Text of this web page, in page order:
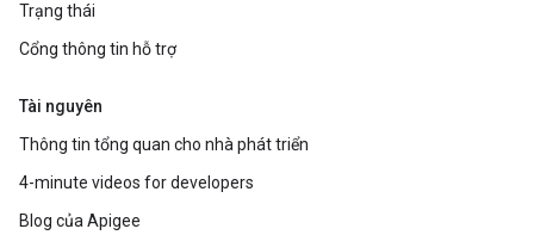
Trạng thái
Cổng thông tin hỗ trợ
Tài nguyên
Thông tin tổng quan cho nhà phát triển
4-minute videos for developers
Blog của Apigee